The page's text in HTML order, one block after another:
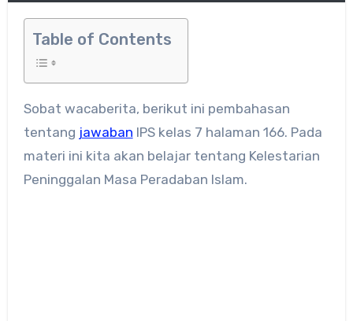
Table of Contents
Sobat wacaberita, berikut ini pembahasan
tentang jawaban IPS kelas 7 halaman 166. Pada
materi ini kita akan belajar tentang Kelestarian
Peninggalan Masa Peradaban Islam.